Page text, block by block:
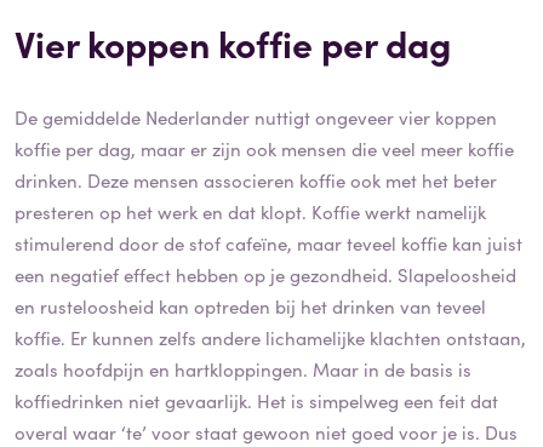
Vier koppen koffie per dag
De gemiddelde Nederlander nuttigt ongeveer vier koppen
koffie per dag, maar er zijn ook mensen die veel meer koffie
drinken. Deze mensen associeren koffie ook met het beter
presteren op het werk en dat klopt. Koffie werkt namelijk
stimulerend door de stof cafeïne, maar teveel koffie kan juist
een negatief effect hebben op je gezondheid. Slapeloosheid
en rusteloosheid kan optreden bij het drinken van teveel
koffie. Er kunnen zelfs andere lichamelijke klachten ontstaan,
zoals hoofdpijn en hartkloppingen. Maar in de basis is
koffiedrinken niet gevaarlijk. Het is simpelweg een feit dat
overal waar ‘te’ voor staat gewoon niet goed voor je is. Dus